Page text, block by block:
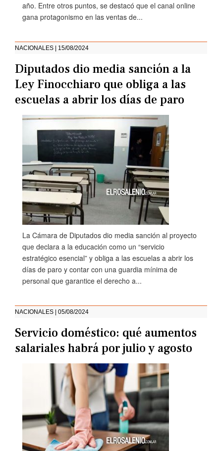
año. Entre otros puntos, se destacó que el canal online
gana protagonismo en las ventas de...
NACIONALES | 15/08/2024
Diputados dio media sanción a la
Ley Finocchiaro que obliga a las
escuelas a abrir los días de paro
La Cámara de Diputados dio media sanción al proyecto
que declara a la educación como un “servicio
estratégico esencial” y obliga a las escuelas a abrir los
días de paro y contar con una guardia mínima de
personal que garantice el derecho a...
NACIONALES | 05/08/2024
Servicio doméstico: qué aumentos
salariales habrá por julio y agosto